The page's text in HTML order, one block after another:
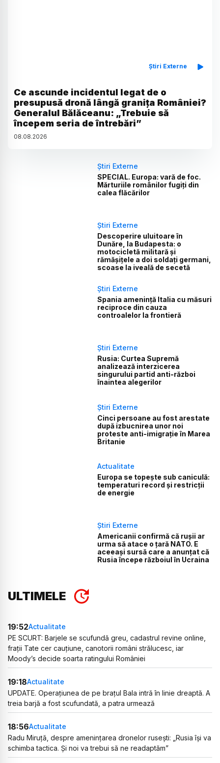
Știri Externe
Ce ascunde incidentul legat de o
presupusă dronă lângă granița României?
Generalul Bălăceanu: „Trebuie să
începem seria de întrebări”
08.08.2026
Știri Externe
SPECIAL. Europa: vară de foc.
Mărturiile românilor fugiți din
calea flăcărilor
Știri Externe
Descoperire uluitoare în
Dunăre, la Budapesta: o
motocicletă militară și
rămășițele a doi soldați germani,
scoase la iveală de secetă
Știri Externe
Spania amenință Italia cu măsuri
reciproce din cauza
controalelor la frontieră
Știri Externe
Rusia: Curtea Supremă
analizează interzicerea
singurului partid anti-război
înaintea alegerilor
Știri Externe
Cinci persoane au fost arestate
după izbucnirea unor noi
proteste anti-imigrație în Marea
Britanie
Actualitate
Europa se topește sub caniculă:
temperaturi record și restricții
de energie
Știri Externe
Americanii confirmă că rușii ar
urma să atace o țară NATO. E
aceeași sursă care a anunțat că
Rusia începe războiul în Ucraina
ULTIMELE
19:52Actualitate
PE SCURT: Barjele se scufundă greu, cadastrul revine online,
frații Tate cer cauțiune, canotorii români strălucesc, iar
Moody’s decide soarta ratingului României
19:18Actualitate
UPDATE. Operațiunea de pe brațul Bala intră în linie dreaptă. A
treia barjă a fost scufundată, a patra urmează
18:56Actualitate
Radu Miruță, despre amenințarea dronelor rusești: „Rusia își va
schimba tactica. Și noi va trebui să ne readaptăm”